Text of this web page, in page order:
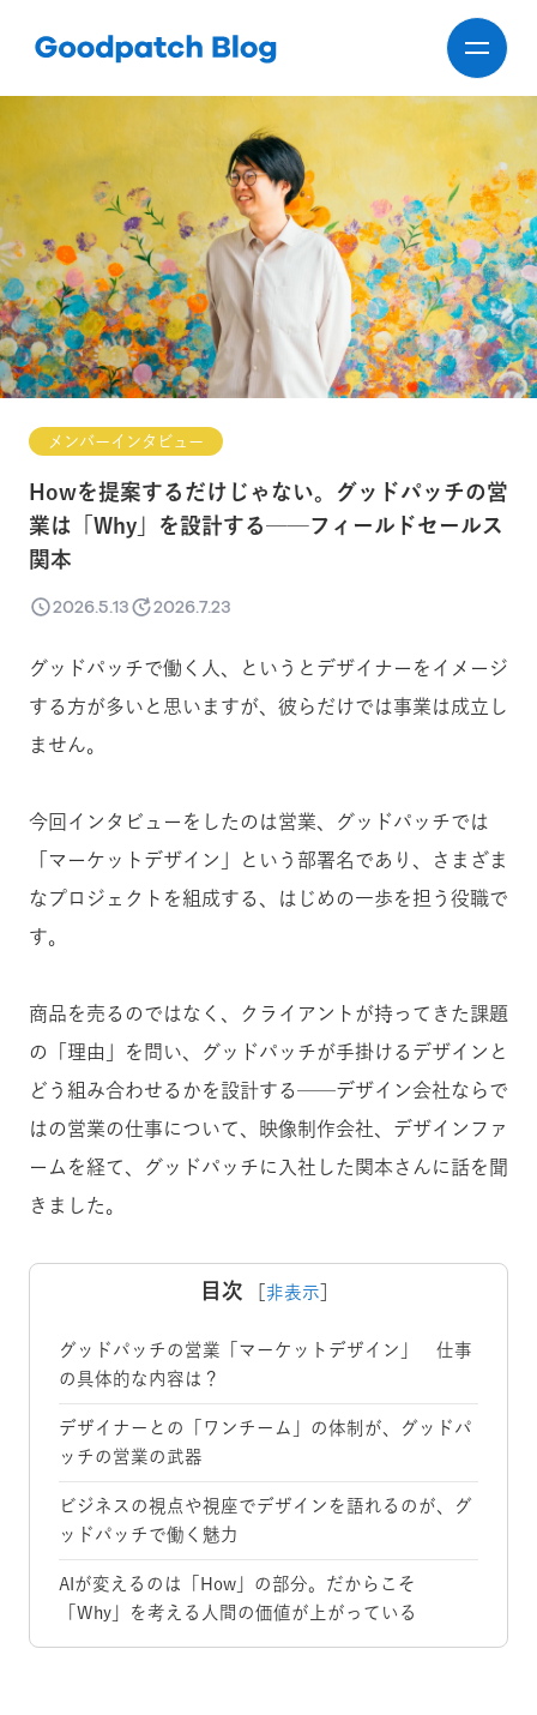
メンバーインタビュー
Howを提案するだけじゃない。グッドパッチの営
業は「Why」を設計する──フィールドセールス
関本
2026.5.13 2026.7.23
グッドパッチで働く人、というとデザイナーをイメージ
する方が多いと思いますが、彼らだけでは事業は成立し
ません。
今回インタビューをしたのは営業、グッドパッチでは
「マーケットデザイン」という部署名であり、さまざま
なプロジェクトを組成する、はじめの一歩を担う役職で
す。
商品を売るのではなく、クライアントが持ってきた課題
の「理由」を問い、グッドパッチが手掛けるデザインと
どう組み合わせるかを設計する──デザイン会社ならで
はの営業の仕事について、映像制作会社、デザインファ
ームを経て、グッドパッチに入社した関本さんに話を聞
きました。
目次 非表示
グッドパッチの営業「マーケットデザイン」 仕事
の具体的な内容は？
デザイナーとの「ワンチーム」の体制が、グッドパ
ッチの営業の武器
ビジネスの視点や視座でデザインを語れるのが、グ
ッドパッチで働く魅力
AIが変えるのは「How」の部分。だからこそ
「Why」を考える人間の価値が上がっている